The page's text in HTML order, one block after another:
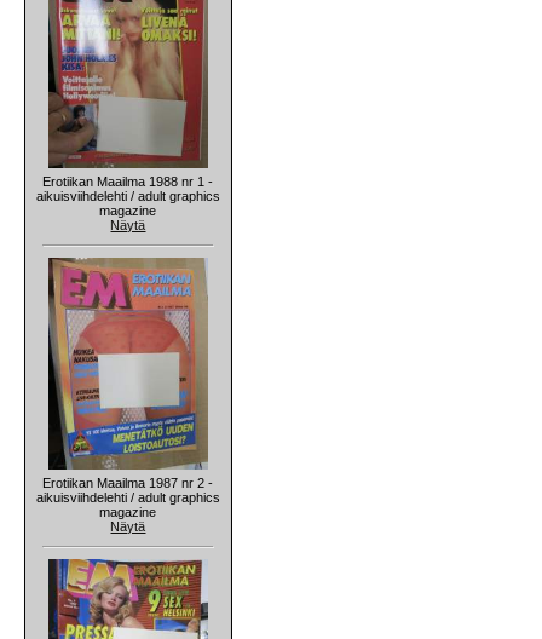
Erotiikan Maailma 1988 nr 1 -
aikuisviihdelehti / adult graphics
magazine
Näytä
Erotiikan Maailma 1987 nr 2 -
aikuisviihdelehti / adult graphics
magazine
Näytä